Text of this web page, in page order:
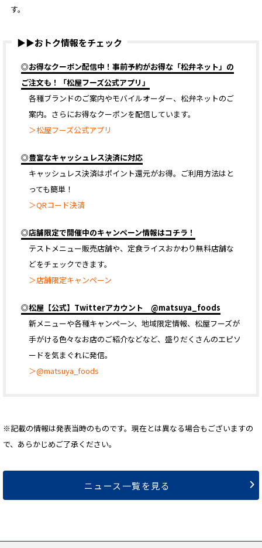
す。
▶▶おトク情報をチェック
◎お得なクーポン配信中！事前予約がお得な「松弁ネット」の
ご注文も！「松屋フーズ公式アプリ」
各種ブランドのご案内やモバイルオーダー、松弁ネットのご
案内。さらにお得なクーポンを配信しています。
＞松屋フーズ公式アプリ
◎豊富なキャッシュレス決済に対応
キャッシュレス決済はポイント還元がお得。ご利用方法はと
っても簡単！
＞QRコード決済
◎店舗限定で開催中のキャンペーン情報はコチラ！
テストメニュー販売店舗や、定食ライスおかわり無料店舗な
どをチェックできます。
＞店舗限定キャンペーン
◎松屋【公式】Twitterアカウント @matsuya_foods
新メニューや各種キャンペーン、地域限定情報、松屋フーズが
手がける色々なお店のご紹介などなど、盛りだくさんのエピソ
ードを気まぐれに発信。
＞@matsuya_foods
※記載の情報は発表当時のものです。現在とは異なる場合もございますの
で、あらかじめご了承ください。
ニュース一覧を見る